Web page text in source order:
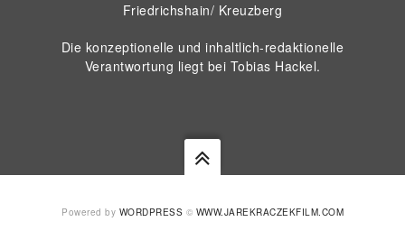
Friedrichshain/ Kreuzberg
Die konzeptionelle und inhaltlich-redaktionelle
Verantwortung liegt bei Tobias Hackel.
Powered by WORDPRESS © WWW.JAREKRACZEKFILM.COM